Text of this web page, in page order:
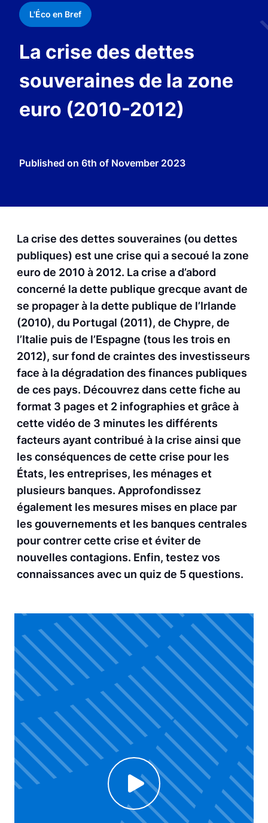
L'Éco en Bref
La crise des dettes
souveraines de la zone
euro (2010-2012)
Published on 6th of November 2023
La crise des dettes souveraines (ou dettes
publiques) est une crise qui a secoué la zone
euro de 2010 à 2012. La crise a d’abord
concerné la dette publique grecque avant de
se propager à la dette publique de l’Irlande
(2010), du Portugal (2011), de Chypre, de
l’Italie puis de l’Espagne (tous les trois en
2012), sur fond de craintes des investisseurs
face à la dégradation des finances publiques
de ces pays. Découvrez dans cette fiche au
format 3 pages et 2 infographies et grâce à
cette vidéo de 3 minutes les différents
facteurs ayant contribué à la crise ainsi que
les conséquences de cette crise pour les
États, les entreprises, les ménages et
plusieurs banques. Approfondissez
également les mesures mises en place par
les gouvernements et les banques centrales
pour contrer cette crise et éviter de
nouvelles contagions. Enfin, testez vos
connaissances avec un quiz de 5 questions.
Voir la vidéo
Click to enable Youtube cookies and see content